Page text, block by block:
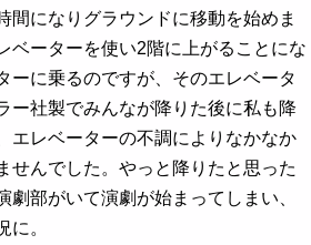
間になりグラウンドに移動を始めま
ベーターを使い2階に上がることにな
ーに乗るのですが、そのエレベータ
ー社製でみんなが降りた後に私も降
エレベーターの不調によりなかなか
せんでした。やっと降りたと思った
劇部がいて演劇が始まってしまい、
に。